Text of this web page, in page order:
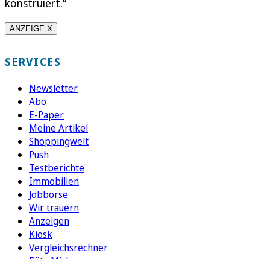
ANZEIGE X
SERVICES
Newsletter
Abo
E-Paper
Meine Artikel
Shoppingwelt
Push
Testberichte
Immobilien
Jobbörse
Wir trauern
Anzeigen
Kiosk
Vergleichsrechner